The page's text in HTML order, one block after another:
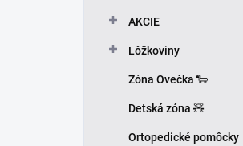
AKCIE
Lôžkoviny
Zóna Ovečka 🐑
Detská zóna 🧸
Ortopedické pomôcky